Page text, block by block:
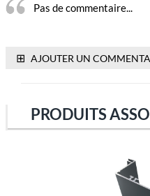
Pas de commentaire...
⊞ AJOUTER UN
PRODUITS